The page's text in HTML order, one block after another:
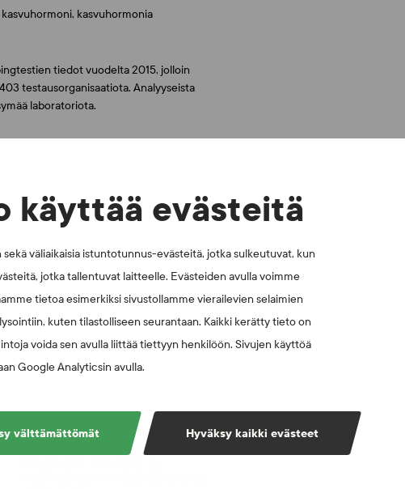
käyttää evästeitä
väliaikaisia istuntotunnus-evästeitä, jotka sulkeutuvat, kun
jotka tallentuvat laitteelle. Evästeiden avulla voimme
tietoa esimerkiksi sivustollamme vierailevien selaimien
kuten tilastolliseen seurantaan. Kaikki kerätty tieto on
voida sen avulla liittää tiettyyn henkilöön. Sivujen käyttöä
Google Analyticsin avulla.
Hyväksy kaikki evästeet
välttämättömät
kasvuhormonia
tiedot vuodelta 2015, jolloin
testausorganisaatiota. Analyyseista
laboratoriota.
SUEKin sivuilla uusi
blogisarja urheilun ja